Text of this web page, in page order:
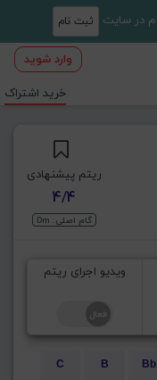
ثبت نام
وارد شوید
خرید اشتراک
ریتم پیشنهادی
4/4
گام اصلی: Dm
ویدیو اجرای ریتم
Bb
B
C